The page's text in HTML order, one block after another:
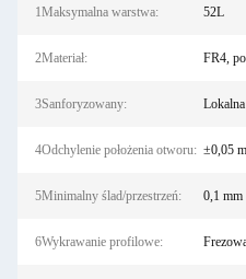
1Maksymalna warstwa: 52L
2Materiał: FR4,
3Sanforyzowany:
4Odchylenie położenia otworu: ±0,05
5Minimalny ślad/przestrzeń: 0,1 mm
6Wykrawanie profilowe: